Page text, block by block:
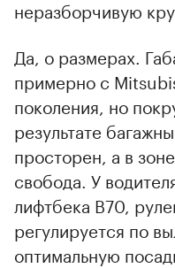
неразборчивую
Да, о размерах.
примерно с
поколения, но
результате
просторен, а в
свобода. У
лифтбека В70,
регулируется по
оптимальную